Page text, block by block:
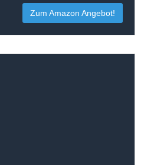
Zum Amazon Angebot!